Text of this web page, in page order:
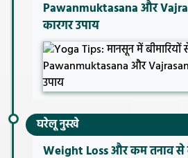
Pawanmuktasana और
कारगर उपाय
घरेलू नुस्खे
Weight Loss और कम तनाव से